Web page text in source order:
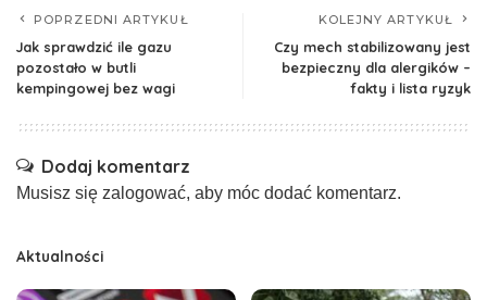
POPRZEDNI ARTYKUŁ
Jak sprawdzić ile gazu
pozostało w butli
kempingowej bez wagi
KOLEJNY ARTYKUŁ
Czy mech stabilizowany jest
bezpieczny dla alergików –
fakty i lista ryzyk
Dodaj komentarz
Musisz się zalogować, aby móc dodać komentarz.
Aktualności